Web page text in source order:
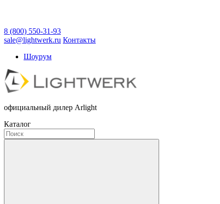
8 (800) 550-31-93
sale@lightwerk.ru Контакты
Шоурум
официальный дилер Arlight
Каталог